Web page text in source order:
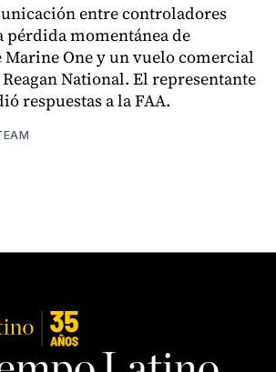
entre controladores
pérdida momentánea de
Marine One y un vuelo comercial
National. El representante
respuestas a la FAA.